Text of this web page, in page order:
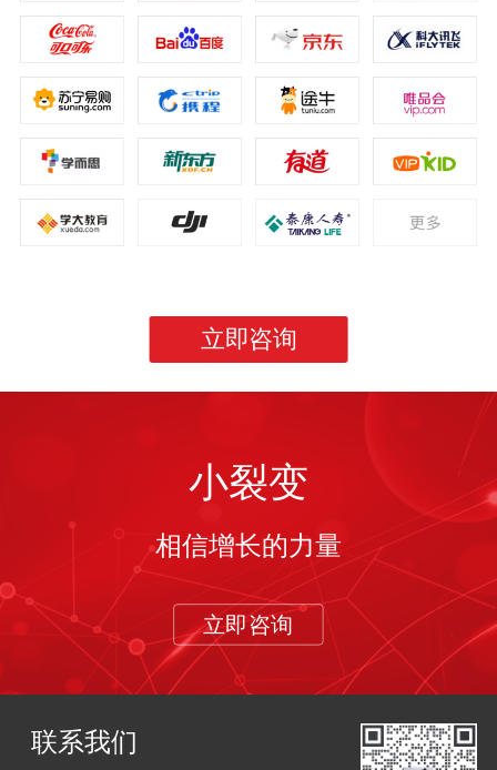
立即咨询
小裂变
相信增长的力量
立即咨询
联系我们